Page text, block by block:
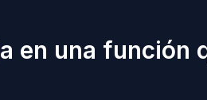
en una función